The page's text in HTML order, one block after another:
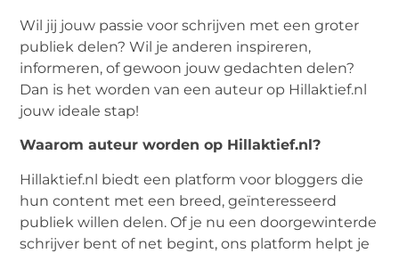
Wil jij jouw passie voor schrijven met een groter
publiek delen? Wil je anderen inspireren,
informeren, of gewoon jouw gedachten delen?
Dan is het worden van een auteur op Hillaktief.nl
jouw ideale stap!
Waarom auteur worden op Hillaktief.nl?
Hillaktief.nl biedt een platform voor bloggers die
hun content met een breed, geïnteresseerd
publiek willen delen. Of je nu een doorgewinterde
schrijver bent of net begint, ons platform helpt je